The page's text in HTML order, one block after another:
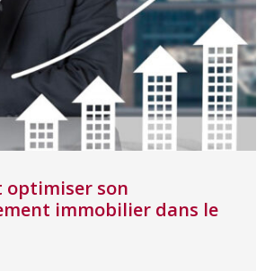
optimiser son
immobilier dans le